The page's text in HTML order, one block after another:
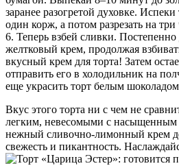
заранее разогретой духовке.
один корж, а потом разрезать на три
6. Теперь взбей сливки.
желтковый крем, продолжая
вкусный крем для торта! Затем
отправить его в холодильник на
еще украсить торт белым
Вкус этого торта ни с чем не
легким, невесомыми с
нежный сливочно-лимонный крем
свежесть и пикантность.